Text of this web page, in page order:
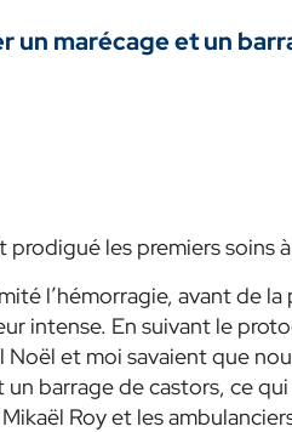
un marécage et un
prodigué les premiers soins
l’hémorragie, avant de la
intense. En suivant le
et moi savaient que
barrage de castors, ce
Roy et les